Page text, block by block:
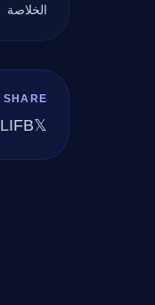
الخلاصة
SHARE
𝕏
FB
LI